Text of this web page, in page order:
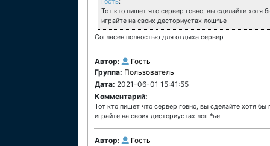
Тот кто пишет что сервер говно, вы сделайте хотя
играйте на своих десториустах лош*ье
Согласен полностью для отдыха сервер
Автор:
Гость
Группа: Пользователь
Дата: 2021-06-01 15:41:55
Комментарий:
Тот кто пишет что сервер говно, вы сделайте хотя
играйте на своих десториустах лош*ье
Автор:
Гость